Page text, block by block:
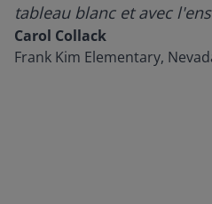
tableau blanc et avec
Carol Collack
Frank Kim Elementary,